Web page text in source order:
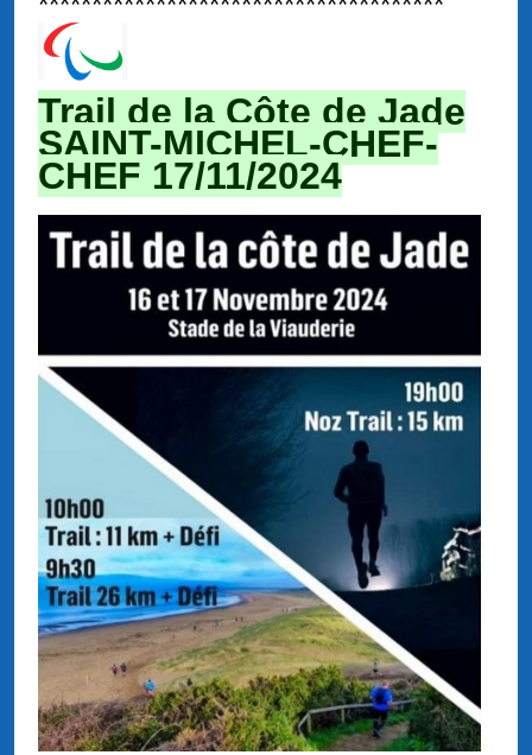
Trail de la Côte de Jade
SAINT-MICHEL-CHEF-
CHEF 17/11/2024